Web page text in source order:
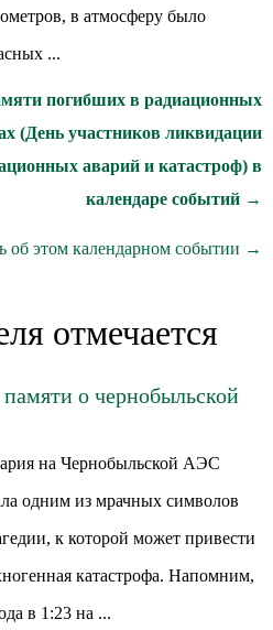
в атмосферу было
...
погибших в радиационных
(День участников ликвидации
аварий и катастроф) в
календаре событий →
об этом календарном событии →
отмечается
о чернобыльской
на Чернобыльской АЭС
одним из мрачных символов
к которой может привести
катастрофа. Напомним,
в 1:23 на ...